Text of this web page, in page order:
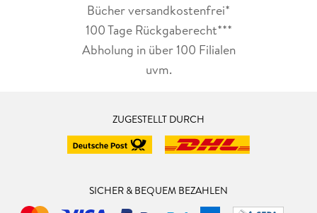
Leseunterhaltung.Bücher versandkostenfrei*
100 Tage Rückgaberecht***
Abholung in über 100 Filialen
uvm.
ZUGESTELLT DURCH
SICHER & BEQUEM BEZAHLEN